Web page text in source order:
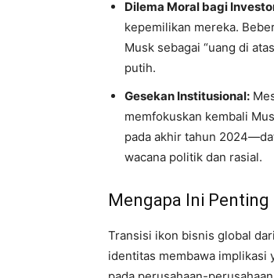
Dilema Moral bagi
kepemilikan mereka.
Musk sebagai “uang di
putih.
Gesekan Institusional:
memfokuskan kembali
pada akhir tahun
wacana politik dan rasial.
Mengapa Ini Penting
Transisi ikon bisnis global
identitas membawa implikasi